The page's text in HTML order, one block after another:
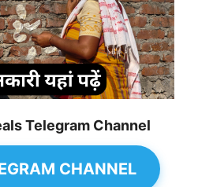
Telegram Channel
CHANNEL